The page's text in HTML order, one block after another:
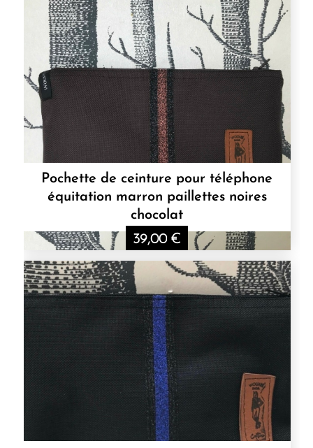
Pochette de ceinture pour téléphone
équitation marron paillettes noires
chocolat
39,00 €